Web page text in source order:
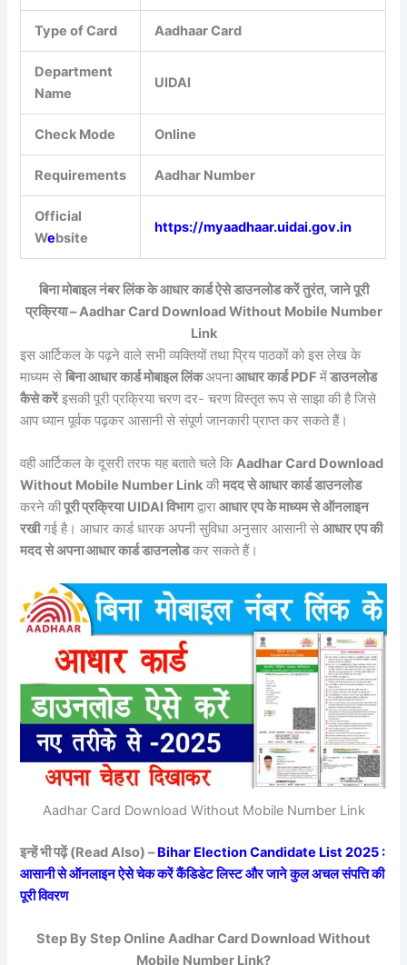
Type of Card Aadhaar Card
Department
Name
UIDAI
Check Mode Online
Requirements Aadhar Number
Official
Website
https://myaadhaar.uidai.gov.in
बिना मोबाइल नंबर लिंक के आधार कार्ड ऐसे डाउनलोड करें तुरंत, जाने पूरी
प्रक्रिया – Aadhar Card Download Without Mobile Number
Link
इस आर्टिकल के पढ़ने वाले सभी व्यक्तियों तथा प्रिय पाठकों को इस लेख के
माध्यम सेबिना आधार कार्ड मोबाइल लिंकअपनाआधार कार्ड PDFमेंडाउनलोड
कैसे करेंइसकी पूरी प्रक्रिया चरण दर- चरण विस्तृत रूप से साझा की है जिसे
आप ध्यान पूर्वक पढ़कर आसानी से संपूर्ण जानकारी प्राप्त कर सकते हैं।
वही आर्टिकल के दूसरी तरफ यह बताते चले किAadhar Card Download
Without Mobile Number Link कीमदद से आधार कार्ड डाउनलोड
करने कीपूरी प्रक्रिया UIDAI विभागद्वाराआधार एप के माध्यम से ऑनलाइन
रखीगई है। आधार कार्ड धारक अपनी सुविधा अनुसार आसानी सेआधार एप की
मदद से अपना आधार कार्ड डाउनलोडकर सकते हैं।
Aadhar Card Download Without Mobile Number Link
इन्हें भी पढ़ें (Read Also) –Bihar Election Candidate List 2025 :
आसानी से ऑनलाइन ऐसे चेक करें कैंडिडेट लिस्ट और जाने कुल अचल संपत्ति की
पूरी विवरण
Step By Step Online Aadhar Card Download Without
Mobile Number Link?